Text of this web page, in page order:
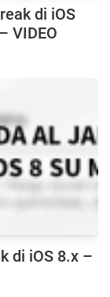
di iOS
VIDEO
di iOS 8.x –